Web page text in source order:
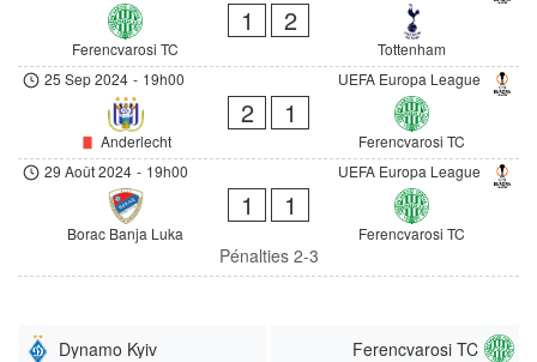
Ferencvarosi TC
1 2
Tottenham
UEFA Europa League
25 Sep 2024 - 19h00
Anderlecht
2 1
Ferencvarosi TC
UEFA Europa League
29 Août 2024 - 19h00
Borac Banja Luka
1 1
Ferencvarosi TC
Pénalties 2-3
Dynamo Kyiv Ferencvarosi TC